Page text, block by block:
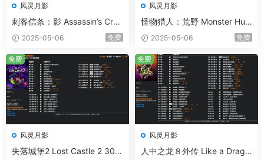
风灵月影
刺客信条：影 Assassin’s Cree
d Shadows 20项修改器
2025-05-06 免费
风灵月影
怪物猎人：荒野 Monster Hun
ter Wilds 7项修改器
2025-05-06 免费
风灵月影
失落城堡2 Lost Castle 2 30项
免费
风灵月影
人中之龙８外传 Like a Drago
免费